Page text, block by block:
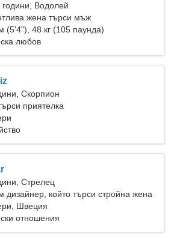
Водолей
жена търси мъж
(5'4"), 48 кг (105 паунда)
любов
Скорпион
приятелка
Стрелец
дизайнер, който търси стройна жена
Швеция
отношения